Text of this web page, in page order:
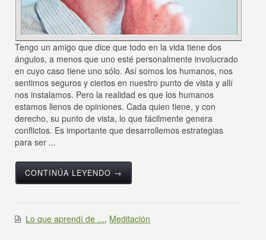
Tengo un amigo que dice que todo en la vida tiene dos
ángulos, a menos que uno esté personalmente involucrado
en cuyo caso tiene uno sólo. Así somos los humanos, nos
sentimos seguros y ciertos en nuestro punto de vista y allí
nos instalamos. Pero la realidad es que los humanos
estamos llenos de opiniones. Cada quien tiene, y con
derecho, su punto de vista, lo que fácilmente genera
conflictos. Es importante que desarrollemos estrategias
para ser ...
CONTINÚA LEYENDO →
Lo que aprendí de ..., Meditación